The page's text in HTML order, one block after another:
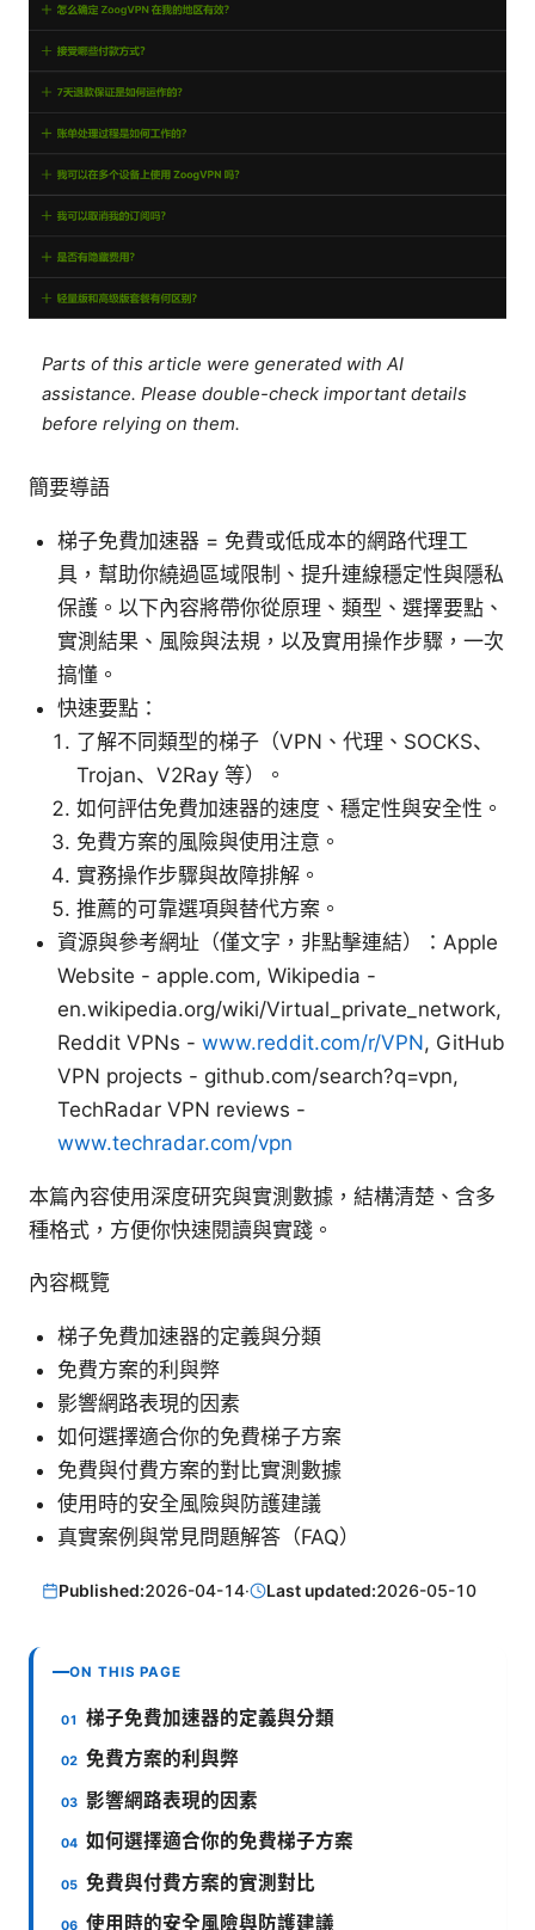
Parts of this article were generated with AI
assistance. Please double-check important details
before relying on them.
簡要導語
梯子免費加速器 = 免費或低成本的網路代理工
具，幫助你繞過區域限制、提升連線穩定性與隱私
保護。以下內容將帶你從原理、類型、選擇要點、
實測結果、風險與法規，以及實用操作步驟，一次
搞懂。
快速要點：
了解不同類型的梯子（VPN、代理、SOCKS、
Trojan、V2Ray 等）。
如何評估免費加速器的速度、穩定性與安全性。
免費方案的風險與使用注意。
實務操作步驟與故障排解。
推薦的可靠選項與替代方案。
資源與參考網址（僅文字，非點擊連結）：Apple
Website - apple.com, Wikipedia -
en.wikipedia.org/wiki/Virtual_private_network,
Reddit VPNs - www.reddit.com/r/VPN, GitHub
VPN projects - github.com/search?q=vpn,
TechRadar VPN reviews -
www.techradar.com/vpn
本篇內容使用深度研究與實測數據，結構清楚、含多
種格式，方便你快速閱讀與實踐。
內容概覽
梯子免費加速器的定義與分類
免費方案的利與弊
影響網路表現的因素
如何選擇適合你的免費梯子方案
免費與付費方案的對比實測數據
使用時的安全風險與防護建議
真實案例與常見問題解答（FAQ）
Published:2026-04-14· Last updated:2026-05-10
ON THIS PAGE
梯子免費加速器的定義與分類
免費方案的利與弊
影響網路表現的因素
如何選擇適合你的免費梯子方案
免費與付費方案的實測對比
使用時的安全風險與防護建議